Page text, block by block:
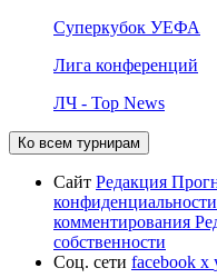
Суперкубок УЕФА
Лига конференций
ЛЧ - Top News
Ко всем турнирам
Сайт Редакция
конфиденциальности
комментирования
собственности
Соц. сети facebook x